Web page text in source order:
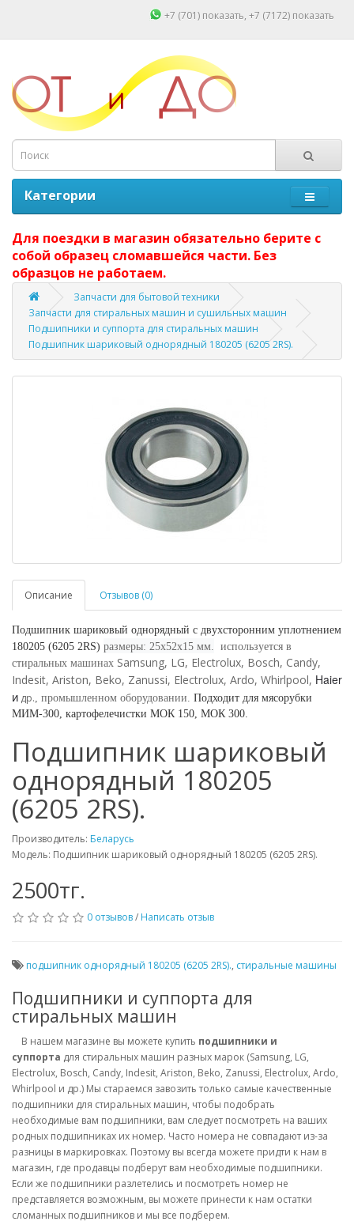
+7 (701) показать, +7 (7172) показать
Категории
Для поездки в магазин обязательно берите с
собой образец сломавшейся части. Без
образцов не работаем.
Запчасти для бытовой техники
Запчасти для стиральных машин и сушильных машин
Подшипники и суппорта для стиральных машин
Подшипник шариковый однорядный 180205 (6205 2RS).
Описание Отзывов (0)
Подшипник шариковый однорядный с двухсторонним уплотнением
180205 (6205 2RS) размеры: 25х52х15 мм. используется в
стиральных машинах Samsung, LG, Electrolux, Bosch, Candy,
Indesit, Ariston, Beko, Zanussi, Electrolux, Ardo, Whirlpool, Haier
и др., промышленном оборудовании. Подходит для мясорубки
МИМ-300, картофелечистки МОК 150, МОК 300.
Подшипник шариковый
однорядный 180205
(6205 2RS).
Производитель: Беларусь
Модель: Подшипник шариковый однорядный 180205 (6205 2RS).
2500тг.
0 отзывов/ Написать отзыв
подшипник однорядный 180205 (6205 2RS)., стиральные машины
Подшипники и суппорта для
стиральных машин
В нашем магазине вы можете купить подшипники и
суппорта для стиральных машин разных марок (Samsung, LG,
Electrolux, Bosch, Candy, Indesit, Ariston, Beko, Zanussi, Electrolux, Ardo,
Whirlpool и др.) Мы стараемся завозить только самые качественные
подшипники для стиральных машин, чтобы подобрать
необходимые вам подшипники, вам следует посмотреть на ваших
родных подшипниках их номер. Часто номера не совпадают из-за
разницы в маркировках. Поэтому вы всегда можете придти к нам в
магазин, где продавцы подберут вам необходимые подшипники.
Если же подшипники разлетелись и посмотреть номер не
представляется возможным, вы можете принести к нам остатки
сломанных подшипников и мы все подберем.